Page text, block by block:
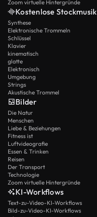
Zoom virtuelle Hintergründe
Kostenlose Stockmusik
Synthese
Elektronische Trommeln
Schlüssel
Klavier
kinematisch
glatte
Elektronisch
Umgebung
Strings
Akustische Trommel
Bilder
Die Natur
Menschen
Liebe & Beziehungen
Fitness ist
Luftvideografie
Essen & Trinken
Reisen
Der Transport
Technologie
Zoom virtuelle Hintergründe
KI-Workflows
Text-zu-Video-KI-Workflows
Bild-zu-Video-KI-Workflows